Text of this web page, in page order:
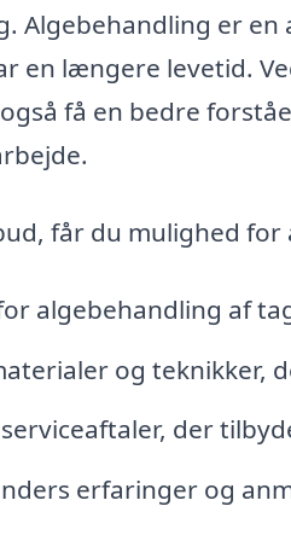
Algebehandling er
en længere levetid.
få en bedre
får du mulighed for
algebehandling af
og teknikker,
der
erfaringer og